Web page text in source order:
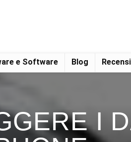
e Software Blog
I